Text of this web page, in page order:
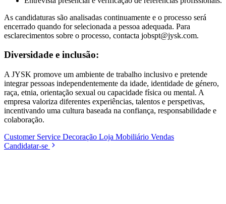
As candidaturas são analisadas continuamente e o processo será
encerrado quando for selecionada a pessoa adequada. Para
esclarecimentos sobre o processo, contacta jobspt@jysk.com.
Diversidade e inclusão:
A JYSK promove um ambiente de trabalho inclusivo e pretende
integrar pessoas independentemente da idade, identidade de género,
raça, etnia, orientação sexual ou capacidade física ou mental. A
empresa valoriza diferentes experiências, talentos e perspetivas,
incentivando uma cultura baseada na confiança, responsabilidade e
colaboração.
Customer Service Decoração Loja Mobiliário Vendas
Candidatar-se